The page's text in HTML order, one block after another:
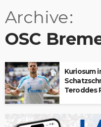
Archive
OSC
Kuriosum
Teroddes